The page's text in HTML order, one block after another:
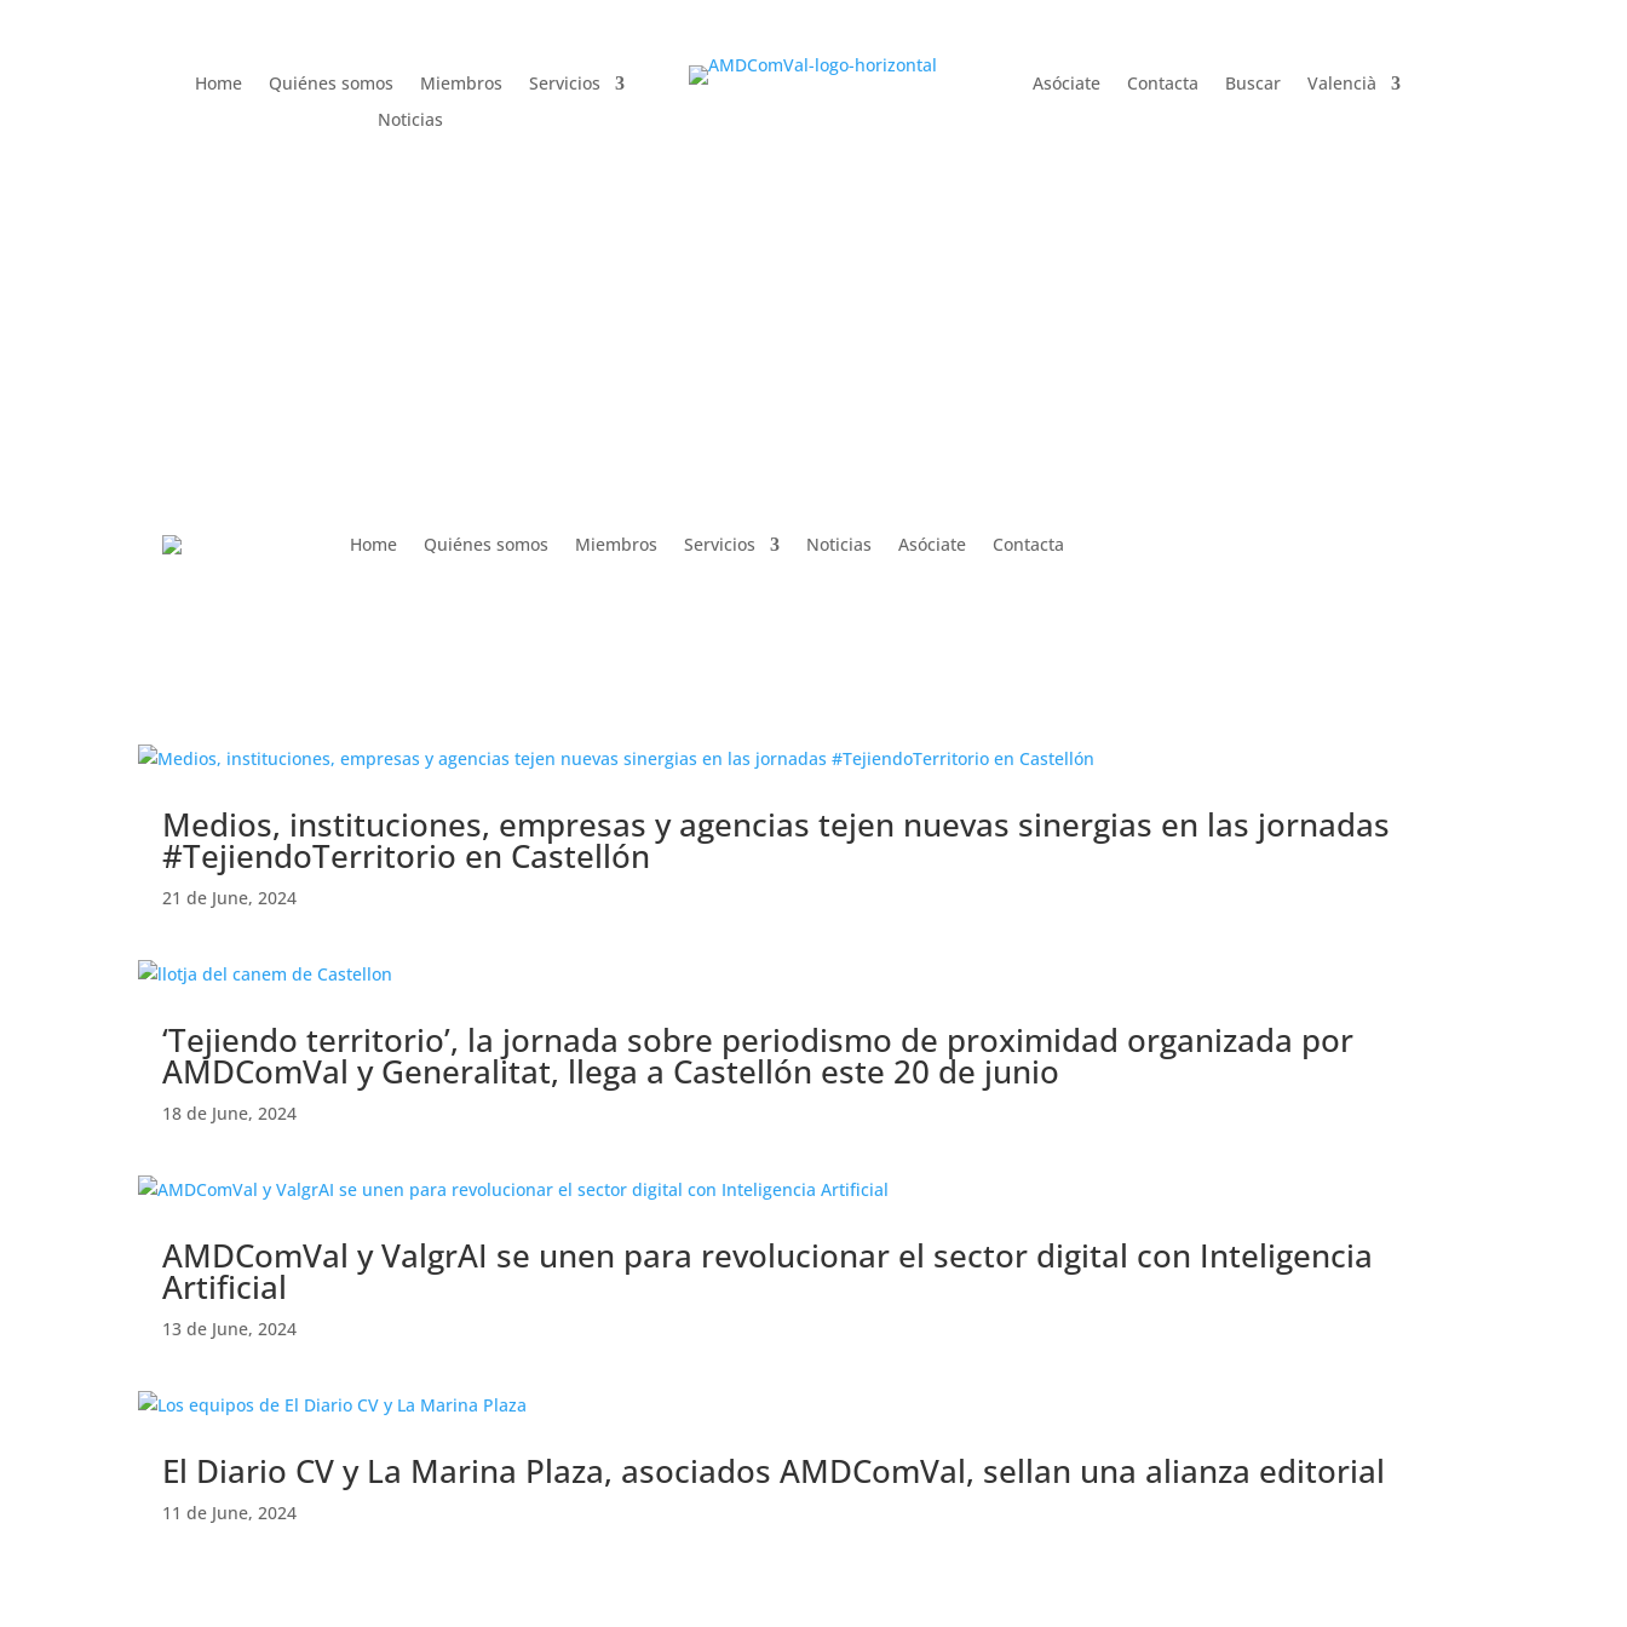
Home Quiénes somos Miembros
Servicios
Noticias
Asóciate Contacta Buscar Valencià
Home Quiénes somos Miembros Servicios Noticias Asóciate Contacta
Month: October 2025
Medios, instituciones, empresas y agencias tejen nuevas sinergias en las jornadas
#TejiendoTerritorio en Castellón
21 de June, 2024
‘Tejiendo territorio’, la jornada sobre periodismo de proximidad organizada por
AMDComVal y Generalitat, llega a Castellón este 20 de junio
18 de June, 2024
AMDComVal y ValgrAI se unen para revolucionar el sector digital con Inteligencia
Artificial
13 de June, 2024
El Diario CV y La Marina Plaza, asociados AMDComVal, sellan una alianza editorial
11 de June, 2024